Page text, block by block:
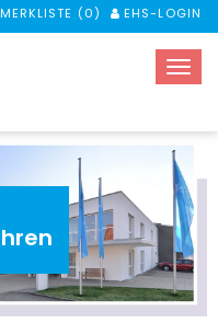
MERKLISTE (0) EHS-LOGIN